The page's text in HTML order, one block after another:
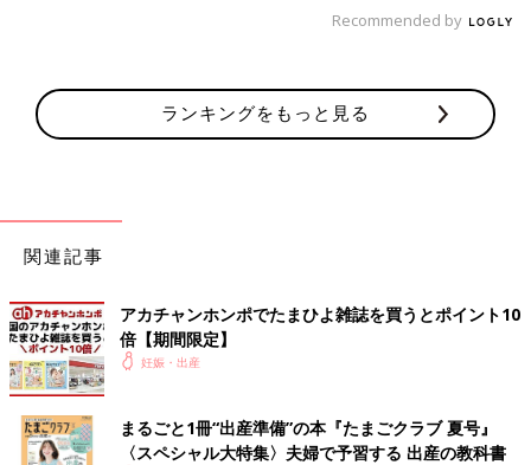
Recommended by
ランキングをもっと見る
関連記事
アカチャンホンポでたまひよ雑誌を買うとポイント10
倍【期間限定】
妊娠・出産
まるごと1冊“出産準備”の本『たまごクラブ 夏号』
〈スペシャル大特集〉夫婦で予習する 出産の教科書